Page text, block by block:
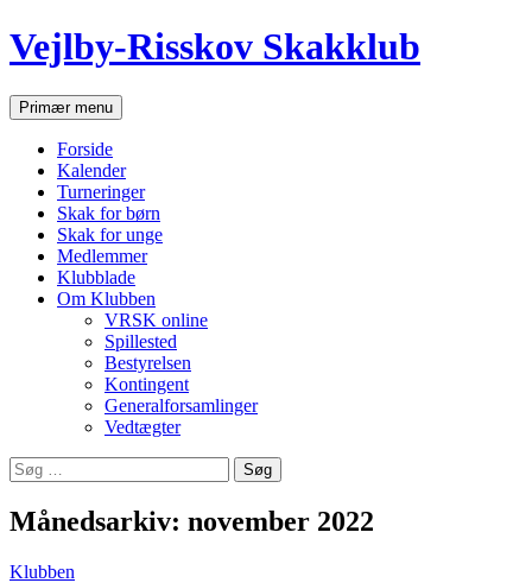
Hop
til
Vejlby-Risskov Skakklub
SøgPrimær menu
Forside
Kalender
Turneringer
Skak for børn
Skak for unge
Medlemmer
Klubblade
Om Klubben
VRSK online
Spillested
Bestyrelsen
Kontingent
Generalforsamlinger
Vedtægter
Søg
efter:
Månedsarkiv: november 2022
Klubben